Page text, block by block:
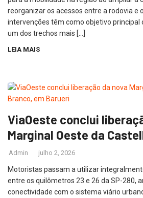
reorganizar os acessos entre a rodovia e
intervenções têm como objetivo
um dos trechos mais […]
LEIA MAIS
ViaOeste conclui
Marginal Oeste da
Admin julho 2, 2026
Motoristas passam a utilizar
entre os quilômetros 23 e 26 da SP-280,
conectividade com o sistema viário